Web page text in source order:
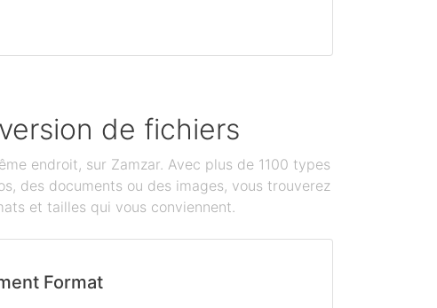
de fichiers
endroit, sur Zamzar. Avec plus de 1100 types
des documents ou des images, vous trouverez
et tailles qui vous conviennent.
Format